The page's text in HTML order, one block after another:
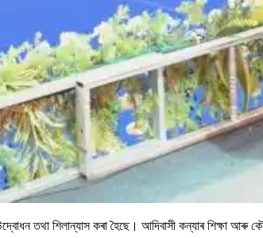
তথা শিলান্যাস কৰা হৈছে। আদিবাসী কন্যাৰ শিক্ষা আৰু